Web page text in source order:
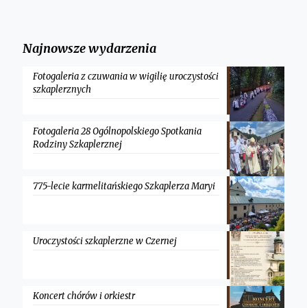
Najnowsze wydarzenia
Fotogaleria z czuwania w wigilię uroczystości
szkaplerznych
Fotogaleria 28 Ogólnopolskiego Spotkania
Rodziny Szkaplerznej
775-lecie karmelitańskiego Szkaplerza Maryi
Uroczystości szkaplerzne w Czernej
Koncert chórów i orkiestr